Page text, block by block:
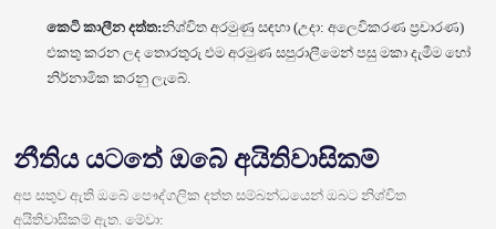
කෙටි කාලීන දත්ත:නිශ්චිත අරමුණු සඳහා (උදා: අලෙවිකරණ ප්‍රචාරණ)
එකතු කරන ලද තොරතුරු එම අරමුණ සපුරාලීමෙන් පසු මකා දැමීම හෝ
නිර්නාමික කරනු ලැබේ.
නීතිය යටතේ ඔබේ අයිතිවාසිකම්
අප සතුව ඇති ඔබේ පෞද්ගලික දත්ත සම්බන්ධයෙන් ඔබට නිශ්චිත
අයිතිවාසිකම් ඇත. මේවා: